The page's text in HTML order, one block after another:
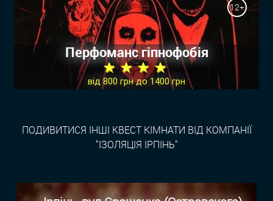
12+
Перфоманс гіпнофобія
★ ★ ★ ★
від 800 грн до 1400 грн
ПОДИВИТИСЯ ІНШІ КВЕСТ КІМНАТИ ВІД КОМПАНІЇ
"ІЗОЛЯЦІЯ ІРПІНЬ"